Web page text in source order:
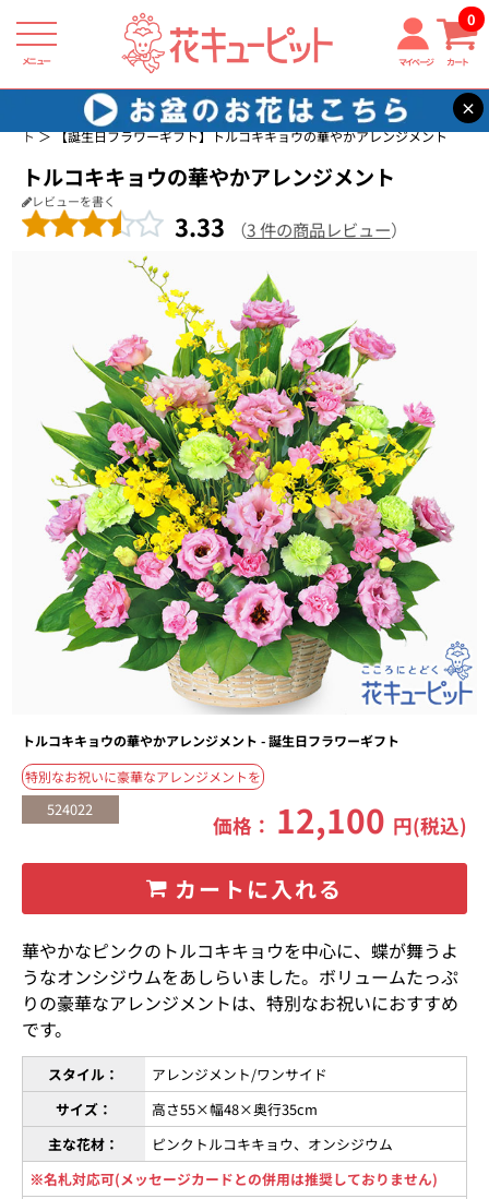
メニュー マイページ カート
0
×
花キューピット
誕生日に贈る花・花束・アレンジメントのフラワーギフ
ト
【誕生日フラワーギフト】トルコキキョウの華やかアレンジメント
トルコキキョウの華やかアレンジメント
レビューを書く
3.33 （3 件の商品レビュー）
トルコキキョウの華やかアレンジメント - 誕生日フラワーギフト
特別なお祝いに豪華なアレンジメントを
524022
価格： 12,100 円(税込)
カートに入れる
華やかなピンクのトルコキキョウを中心に、蝶が舞うよ
うなオンシジウムをあしらいました。ボリュームたっぷ
りの豪華なアレンジメントは、特別なお祝いにおすすめ
です。
スタイル：
アレンジメント/ワンサイド
サイズ：
高さ55×幅48×奥行35cm
主な花材：
ピンクトルコキキョウ、オンシジウム
※名札対応可(メッセージカードとの併用は推奨しておりません)